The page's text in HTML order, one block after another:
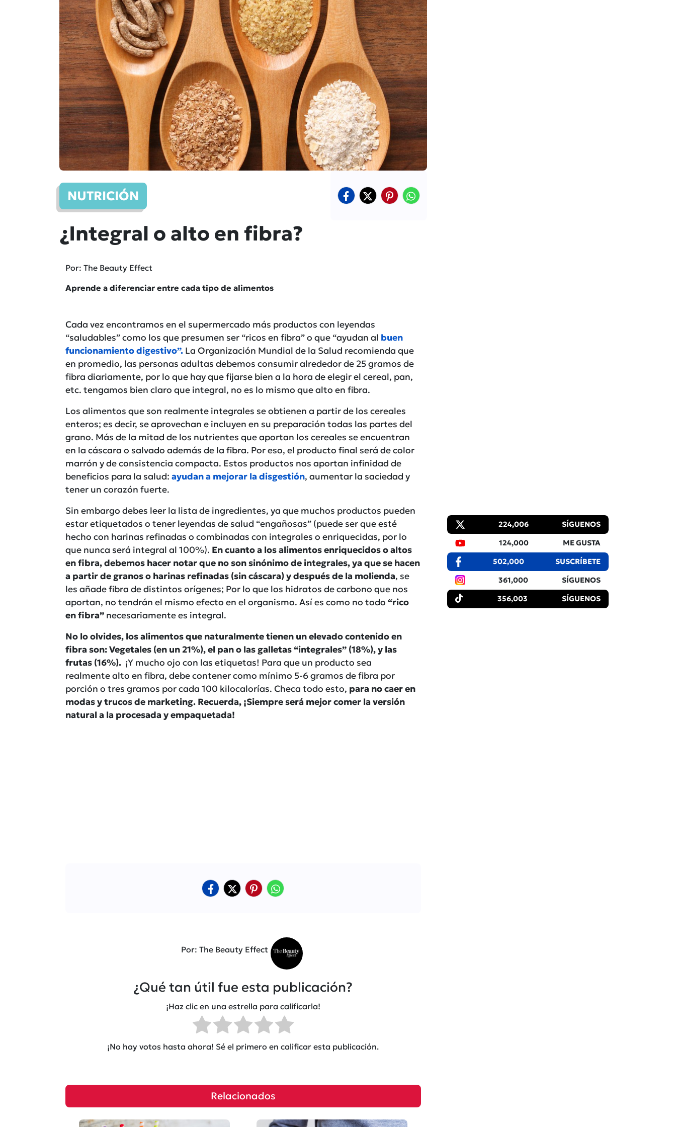
NUTRICIÓN
¿Integral o alto en fibra?
Por: The Beauty Effect
Aprende a diferenciar entre cada tipo de alimentos
Cada vez encontramos en el supermercado más productos con leyendas
“saludables” como los que presumen ser “ricos en fibra” o que “ayudan al buen
funcionamiento digestivo”. La Organización Mundial de la Salud recomienda que
en promedio, las personas adultas debemos consumir alrededor de 25 gramos de
fibra diariamente, por lo que hay que fijarse bien a la hora de elegir el cereal, pan,
etc. tengamos bien claro que integral, no es lo mismo que alto en fibra.
Los alimentos que son realmente integrales se obtienen a partir de los cereales
enteros; es decir, se aprovechan e incluyen en su preparación todas las partes del
grano. Más de la mitad de los nutrientes que aportan los cereales se encuentran
en la cáscara o salvado además de la fibra. Por eso, el producto final será de color
marrón y de consistencia compacta. Estos productos nos aportan infinidad de
beneficios para la salud: ayudan a mejorar la disgestión, aumentar la saciedad y
tener un corazón fuerte.
Sin embargo debes leer la lista de ingredientes, ya que muchos productos pueden
estar etiquetados o tener leyendas de salud “engañosas” (puede ser que esté
hecho con harinas refinadas o combinadas con integrales o enriquecidas, por lo
que nunca será integral al 100%). En cuanto a los alimentos enriquecidos o altos
en fibra, debemos hacer notar que no son sinónimo de integrales, ya que se hacen
a partir de granos o harinas refinadas (sin cáscara) y después de la molienda, se
les añade fibra de distintos orígenes; Por lo que los hidratos de carbono que nos
aportan, no tendrán el mismo efecto en el organismo. Así es como no todo “rico
en fibra” necesariamente es integral.
No lo olvides, los alimentos que naturalmente tienen un elevado contenido en
fibra son: Vegetales (en un 21%), el pan o las galletas “integrales” (18%), y las
frutas (16%). ¡Y mucho ojo con las etiquetas! Para que un producto sea
realmente alto en fibra, debe contener como mínimo 5-6 gramos de fibra por
porción o tres gramos por cada 100 kilocalorías. Checa todo esto, para no caer en
modas y trucos de marketing. Recuerda, ¡Siempre será mejor comer la versión
natural a la procesada y empaquetada!
Por: The Beauty Effect
¿Qué tan útil fue esta publicación?
¡Haz clic en una estrella para calificarla!
¡No hay votos hasta ahora! Sé el primero en calificar esta publicación.
Relacionados
224,006 SÍGUENOS
124,000 ME GUSTA
502,000 SUSCRÍBETE
361,000 SÍGUENOS
356,003 SÍGUENOS